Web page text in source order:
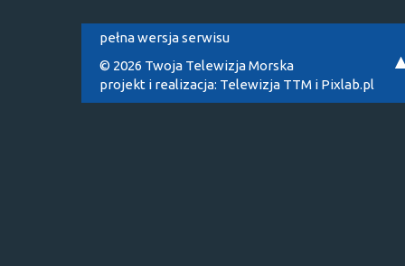
pełna wersja serwisu
© 2026 Twoja Telewizja Morska
projekt i realizacja: Telewizja TTM i Pixlab.pl